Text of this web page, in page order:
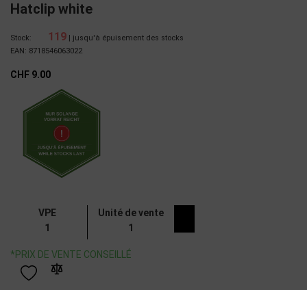
Hatclip white
Stock: 119 | jusqu'à épuisement des stocks
EAN: 8718546063022
CHF 9.00
VPE
1
Unité de vente
1
*PRIX DE VENTE CONSEILLÉ